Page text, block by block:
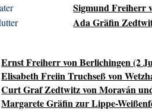
Sigmund Freiherr
Ada Gräfin
Ernst Freiherr von Berlichingen (2
Elisabeth Freiin Truchseß von
Curt Graf Zedtwitz von Moraván
Margarete Gräfin zur Lippe-